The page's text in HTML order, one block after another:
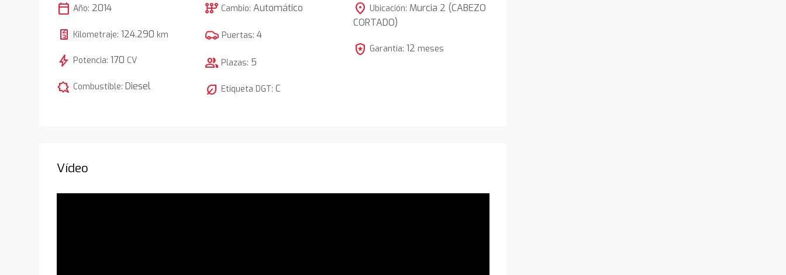
calendar_today Año: 2014
Kilometraje:124.290 km
bolt Potencia:170 CV
comic_bubble Combustible:Diesel
auto_transmission Cambio:Automático
Puertas:4
group Plazas: 5
nest_eco_leaf Etiqueta DGT:C
location_on Ubicación: Murcia 2 (CABEZO
CORTADO)
local_police Garantía: 12 meses
Vídeo